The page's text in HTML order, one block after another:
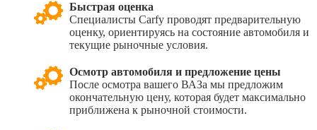
Быстрая оценка
Специалисты Carfy проводят предварительную
оценку, ориентируясь на состояние автомобиля и
текущие рыночные условия.
Осмотр автомобиля и предложение цены
После осмотра вашего ВАЗа мы предложим
окончательную цену, которая будет максимально
приближена к рыночной стоимости.